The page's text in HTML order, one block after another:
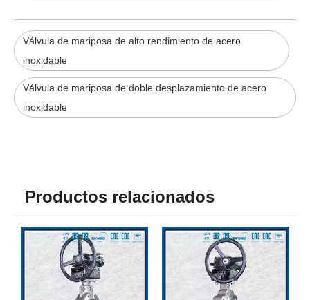
Válvula de mariposa de alto rendimiento de acero
inoxidable
Válvula de mariposa de doble desplazamiento de acero
inoxidable
Productos relacionados